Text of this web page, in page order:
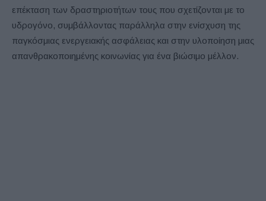
επέκταση των δραστηριοτήτων τους που σχετίζονται με το
υδρογόνο, συμβάλλοντας παράλληλα στην ενίσχυση της
παγκόσμιας ενεργειακής ασφάλειας και στην υλοποίηση μιας
απανθρακοποιημένης κοινωνίας για ένα βιώσιμο μέλλον.